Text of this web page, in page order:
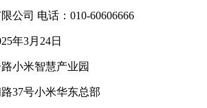
公司 电话：010-60606666
年3月24日
小米智慧产业园
37号小米华东总部